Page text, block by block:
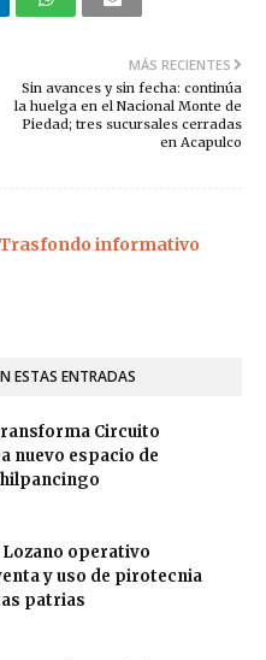
MÁS RECIENTES
Sin avances y sin fecha: continúa
la huelga en el Nacional Monte de
Piedad; tres sucursales cerradas
en Acapulco
Trasfondo informativo
ESTAS ENTRADAS
Circuito
nuevo espacio de
operativo
y uso de pirotecnia
patrias